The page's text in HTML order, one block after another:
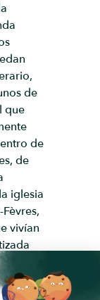
de
que
de
de
iglesia
vivían
Ville.
a
de